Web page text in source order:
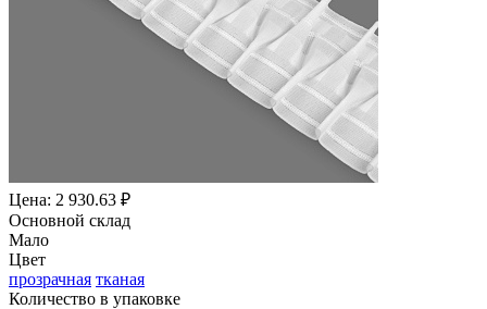
Цена: 2 930.63 ₽
Основной склад
Мало
Цвет
прозрачная тканая
Количество в упаковке